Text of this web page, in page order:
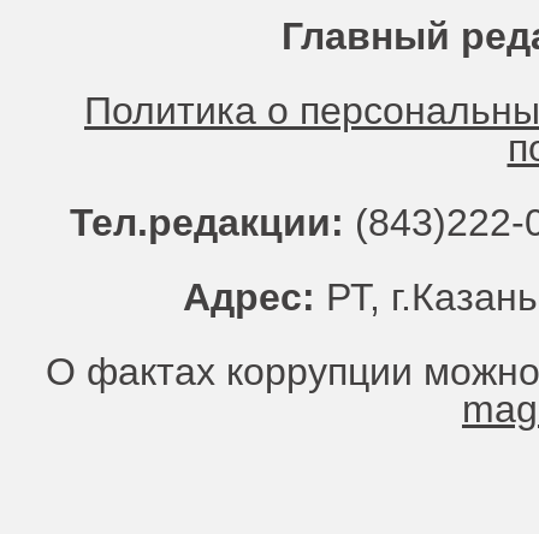
Главный
Политика о
Тел.редакции:
Адрес: РТ,
О фактах коррупции